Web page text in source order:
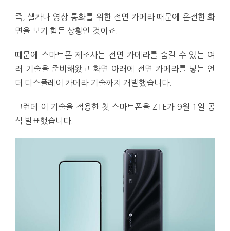
즉, 셀카나 영상 통화를 위한 전면 카메라 때문에 온전한 화
면을 보기 힘든 상황인 것이죠.
때문에 스마트폰 제조사는 전면 카메라를 숨길 수 있는 여
러 기술을 준비해왔고 화면 아래에 전면 카메라를 넣는 언
더 디스플레이 카메라 기술까지 개발했습니다.
그런데 이 기술을 적용한 첫 스마트폰을 ZTE가 9월 1일 공
식 발표했습니다.